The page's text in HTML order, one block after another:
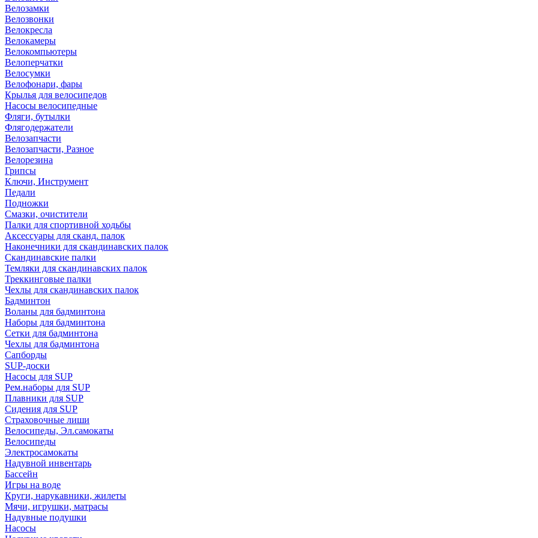
Велозамки
Велозвонки
Велокресла
Велокамеры
Велокомпьютеры
Велоперчатки
Велосумки
Велофонари, фары
Крылья для велосипедов
Насосы велосипедные
Фляги, бутылки
Флягодержатели
Велозапчасти
Велозапчасти, Разное
Велорезина
Грипсы
Ключи, Инструмент
Педали
Подножки
Смазки, очистители
Палки для спортивной ходьбы
Аксессуары для сканд. палок
Наконечники для скандинавских палок
Скандинавские палки
Темляки для скандинавских палок
Треккинговые палки
Чехлы для скандинавских палок
Бадминтон
Воланы для бадминтона
Наборы для бадминтона
Сетки для бадминтона
Чехлы для бадминтона
Сапборды
SUP-доски
Насосы для SUP
Рем.наборы для SUP
Плавники для SUP
Сидения для SUP
Страховочные лиши
Велосипеды, Эл.самокаты
Велосипеды
Электросамокаты
Надувной инвентарь
Бассейн
Игры на воде
Круги, нарукавники, жилеты
Мячи, игрушки, матрасы
Надувные подушки
Насосы